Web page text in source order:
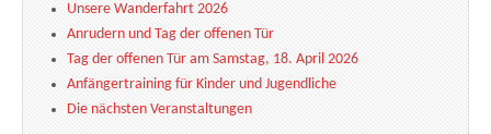
Unsere Wanderfahrt 2026
Anrudern und Tag der offenen Tür
Tag der offenen Tür am Samstag, 18. April 2026
Anfängertraining für Kinder und Jugendliche
Die nächsten Veranstaltungen